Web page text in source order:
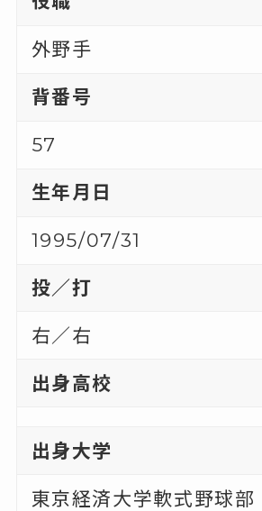
外野手
背番号
57
生年月日
1995/07/31
投／打
右／右
出身高校
出身大学
東京経済大学軟式野球部